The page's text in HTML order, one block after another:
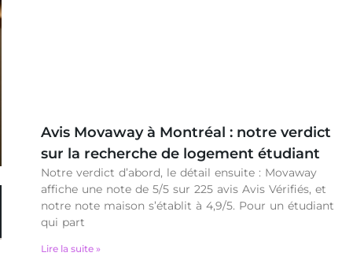
Avis Movaway à Montréal : notre verdict
sur la recherche de logement étudiant
Notre verdict d’abord, le détail ensuite : Movaway
affiche une note de 5/5 sur 225 avis Avis Vérifiés, et
notre note maison s’établit à 4,9/5. Pour un étudiant
qui part
Lire la suite »